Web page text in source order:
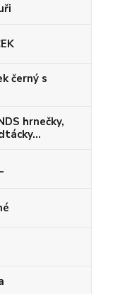
černý s
hrnečky,